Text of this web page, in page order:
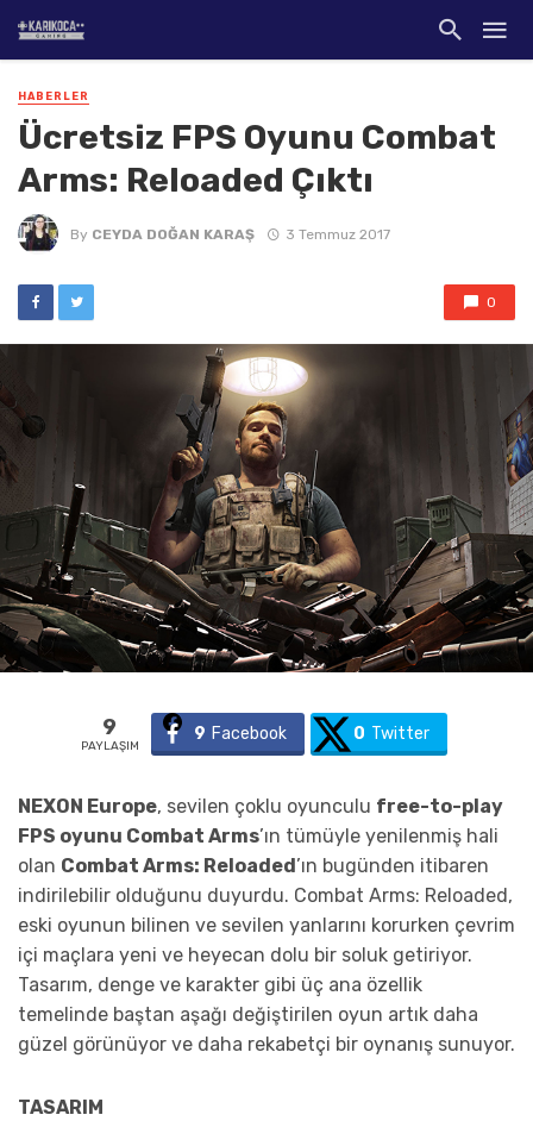
HABERLER
Ücretsiz FPS Oyunu Combat
Arms: Reloaded Çıktı
By CEYDA DOĞAN KARAŞ 3 Temmuz 2017
0
9
PAYLAŞIM
9 Facebook 0 Twitter
NEXON Europe, sevilen çoklu oyunculu free-to-play
FPS oyunu Combat Arms’ın tümüyle yenilenmiş hali
olan Combat Arms: Reloaded’ın bugünden itibaren
indirilebilir olduğunu duyurdu. Combat Arms: Reloaded,
eski oyunun bilinen ve sevilen yanlarını korurken çevrim
içi maçlara yeni ve heyecan dolu bir soluk getiriyor.
Tasarım, denge ve karakter gibi üç ana özellik
temelinde baştan aşağı değiştirilen oyun artık daha
güzel görünüyor ve daha rekabetçi bir oynanış sunuyor.
TASARIM